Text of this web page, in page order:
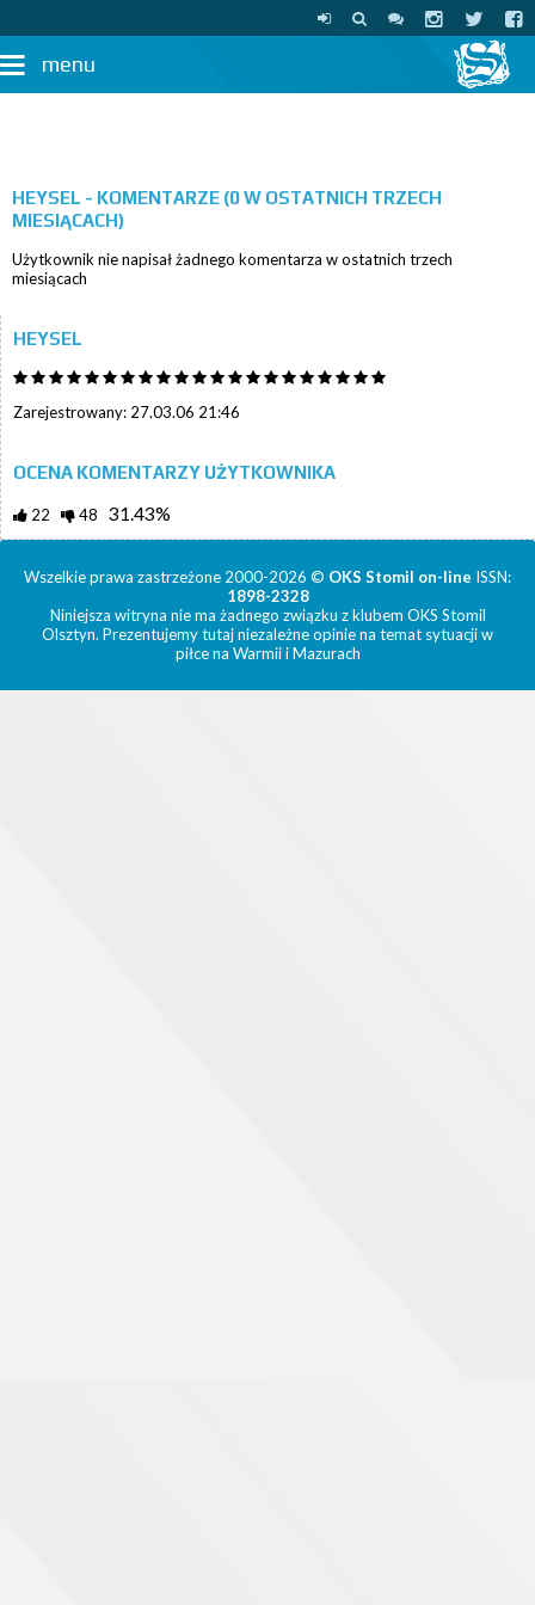
menu
HEYSEL - KOMENTARZE (0 W OSTATNICH TRZECH
MIESIĄCACH)
Użytkownik nie napisał żadnego komentarza w ostatnich trzech
miesiącach
HEYSEL
Zarejestrowany: 27.03.06 21:46
OCENA KOMENTARZY UŻYTKOWNIKA
22 48 31.43%
Wszelkie prawa zastrzeżone 2000-2026 © OKS Stomil on-line ISSN:
1898-2328
Niniejsza witryna nie ma żadnego związku z klubem OKS Stomil
Olsztyn. Prezentujemy tutaj niezależne opinie na temat sytuacji w
piłce na Warmii i Mazurach